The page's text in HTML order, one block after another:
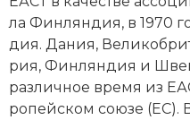
Новая история
Новейшая история
Нумизматика
ла Фин­лян­дия, в 1970
дия. Да­ния,
рия, Фин­лян­дия и
различное вре­мя из
ро­пей­ском сою­зе (ЕС).